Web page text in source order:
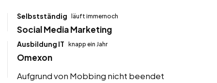
Selbstständig läuft immernoch
Social Media Marketing
Ausbildung IT knapp ein Jahr
Omexon
Aufgrund von Mobbing nicht beendet